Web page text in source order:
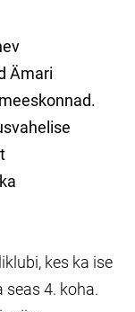
Ämari
kes ka ise
4. koha.